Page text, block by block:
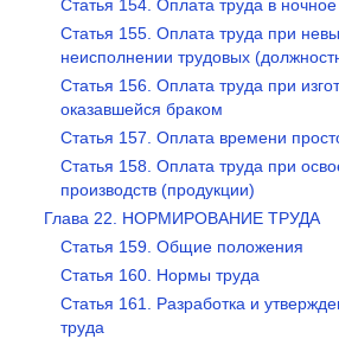
Статья 154. Оплата труда в
Статья 155. Оплата труда при
неисполнении трудовых
Статья 156. Оплата труда при
оказавшейся браком
Статья 157. Оплата времени
Статья 158. Оплата труда при
производств (продукции)
Глава 22. НОРМИРОВАНИЕ ТРУДА
Статья 159. Общие положения
Статья 160. Нормы труда
Статья 161. Разработка и
труда